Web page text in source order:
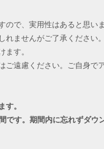
ので、実用性はあると思い
れませんがご了承ください
ます。
ご遠慮ください。ご自身で
す。
です。期間内に忘れずダウ